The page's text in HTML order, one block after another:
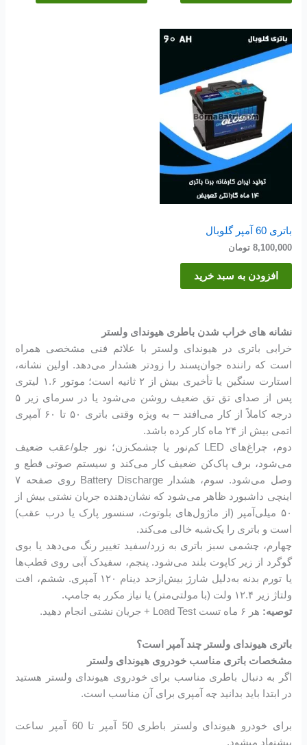
باتری 60 آمپر گلوبال
8,100,000 تومان
افزودن به سبد خرید
نشانه های خراب شدن باطری هیوندای ولستر
خرابی باتری در هیوندای ولستر با علائم فنی مشخصی همراه
است که راننده جوان‌پسند را زودتر هشدار می‌دهد. اولین نشانه،
استارت سنگین یا تأخیری بیش از ۲ ثانیه است؛ موتور ۱.۶ لیتری
پس از صدای تق تق ضعیف روشن می‌شود یا در سرمای زیر ۵
درجه کاملاً از کار می‌افتد – به ویژه وقتی باتری ۵۰ تا ۶۰ آمپری
اتمی بیش از ۲۴ ماه کار کرده باشد.
دوم، چراغ‌های LED کم‌نور یا چشمک‌زن؛ نور جلو/عقب ضعیف
می‌شود، برف پاک‌کن ضعیف کار می‌کند و سیستم صوتی قطع و
وصل می‌شود. سوم، هشدار Battery Discharge روی صفحه ۷
اینچی داشبورد ظاهر می‌شود که نشان‌دهنده جریان نشتی بیش از
۵۰ میلی‌آمپر (از ماژول‌های بلوتوث، سنسور پارک یا درب عقب)
است و باتری را یک‌شبه خالی می‌کند.
چهارم، چشمی سبز باتری به زرد/سفید تغییر رنگ می‌دهد یا بوی
گوگرد از زیر کاپوت بلند می‌شود. پنجم، سفیدک آبی روی قطب‌ها
یا تورم بدنه به‌دلیل شارژ بیش‌ازحد دینام ۱۲۰ آمپری. ششم، افت
ولتاژ زیر ۱۲.۴ ولت (با مولتی‌متر) یا نیاز مکرر به جامپ.
توصیه: هر ۶ ماه تست Load Test + جریان نشتی انجام دهید.
باتری هیوندای ولستر چند آمپر است؟
مشخصات باتری مناسب خودروی هیوندای ولستر
اگر به دنبال باطری مناسب برای خودروی هیوندای ولستر هستید
در ابتدا باید بدانید چه آمپری برای آن مناسب است.
برای خودرو هیوندای ولستر باطری 50 آمپر تا 60 آمپر ساعت
پیشنهاد میشود.